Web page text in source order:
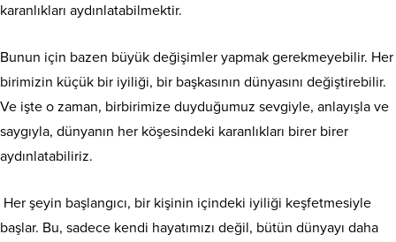
karanlıkları aydınlatabilmektir.
Bunun için bazen büyük değişimler yapmak gerekmeyebilir. Her
birimizin küçük bir iyiliği, bir başkasının dünyasını değiştirebilir.
Ve işte o zaman, birbirimize duyduğumuz sevgiyle, anlayışla ve
saygıyla, dünyanın her köşesindeki karanlıkları birer birer
aydınlatabiliriz.
Her şeyin başlangıcı, bir kişinin içindeki iyiliği keşfetmesiyle
başlar. Bu, sadece kendi hayatımızı değil, bütün dünyayı daha